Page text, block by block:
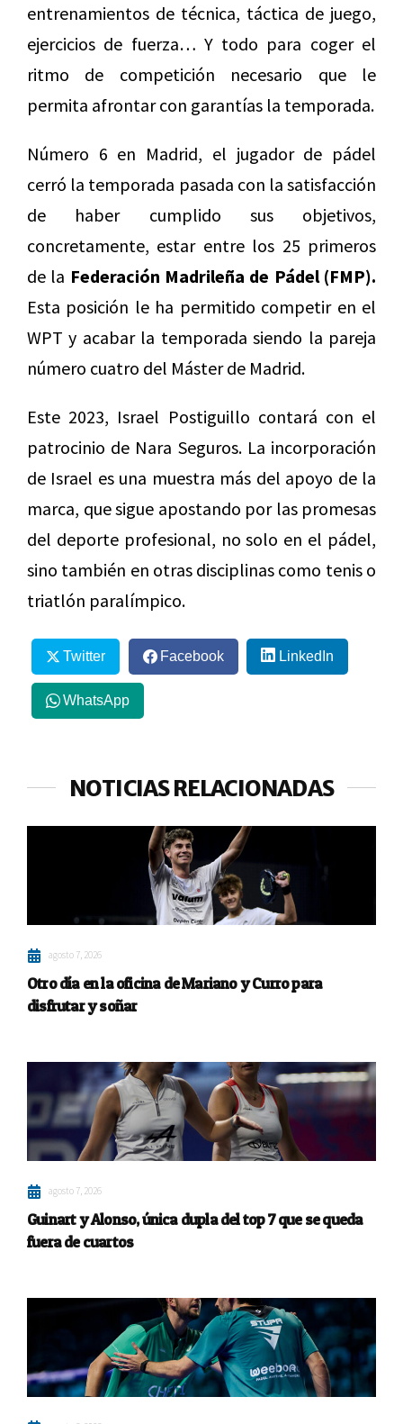
entrenamientos de técnica, táctica de juego,
ejercicios de fuerza… Y todo para coger el
ritmo de competición necesario que le
permita afrontar con garantías la temporada.
Número 6 en Madrid, el jugador de pádel
cerró la temporada pasada con la satisfacción
de haber cumplido sus objetivos,
concretamente, estar entre los 25 primeros
de la Federación Madrileña de Pádel (FMP).
Esta posición le ha permitido competir en el
WPT y acabar la temporada siendo la pareja
número cuatro del Máster de Madrid.
Este 2023, Israel Postiguillo contará con el
patrocinio de Nara Seguros. La incorporación
de Israel es una muestra más del apoyo de la
marca, que sigue apostando por las promesas
del deporte profesional, no solo en el pádel,
sino también en otras disciplinas como tenis o
triatlón paralímpico.
Twitter Facebook LinkedIn
WhatsApp
NOTICIAS RELACIONADAS
agosto 7, 2026
Otro día en la oficina de Mariano y Curro para
disfrutar y soñar
agosto 7, 2026
Guinart y Alonso, única dupla del top 7 que se queda
fuera de cuartos